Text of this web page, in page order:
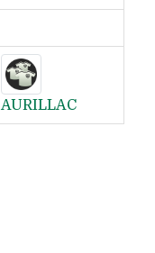
AURILLAC